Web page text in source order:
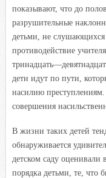
показывают, что до
разрушительные
детьми, не
противодействие
дети идут по пути,
насилию преступлениям.
совершения
В жизни таких детей
обнаруживается
детском саду
порядка детьми, те,